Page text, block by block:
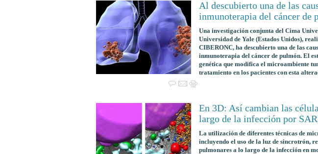
Al descubierto una de las
inmunoterapia del cáncer de
Una investigación conjunta del Cima
Universidad de Yale (Estados Unidos),
CIBERONC, ha descubierto una de las
inmunoterapia del cáncer de pulmón. El
genética que modifica el microambiente
tratamiento en los pacientes con esta
En 3D: Así cambian las
largo de la infección por
La utilización de diferentes técnicas de
incluyendo el uso de la luz de sincrotrón,
pulmonares a lo largo de la infección en